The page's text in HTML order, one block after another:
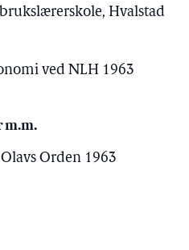
Hvalstad
ved NLH 1963
m.m.
Orden 1963